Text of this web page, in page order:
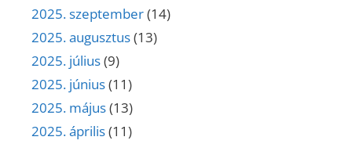
2025. szeptember(14)
2025. augusztus(13)
2025. július(9)
2025. június(11)
2025. május(13)
2025. április(11)